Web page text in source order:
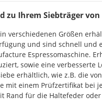
zu Ihrem Siebträger
Größen
und sind schnell
Espressomaschine.
sowie eine
erhältlich, wie z.B. die
einem Prüfzertifikat bei
Rand für die Haltefeder